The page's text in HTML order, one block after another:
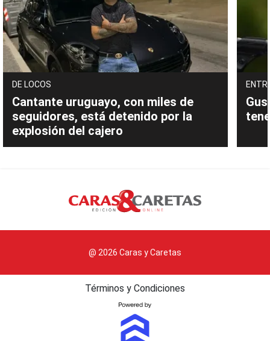
DE LOCOS
Cantante uruguayo, con miles de
seguidores, está detenido por la
explosión del cajero
@ 2026 Caras y Caretas
Términos y Condiciones